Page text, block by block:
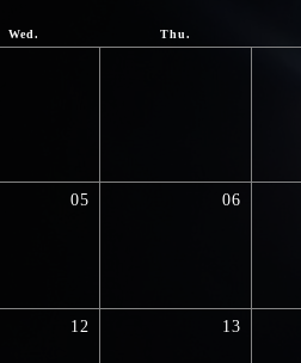
Wed. Thu.
05 06
12 13